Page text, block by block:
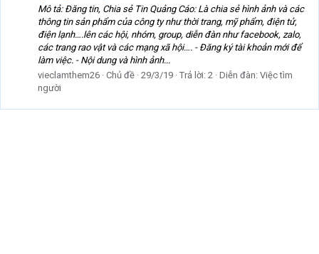
Mô tả: Đăng tin, Chia sẻ Tin Quảng Cáo: Là chia sẻ hình ảnh và các
thông tin sản phẩm của công ty như thời trang, mỹ phẩm, điện tử,
điện lạnh….lên các hội, nhóm, group, diễn đàn như facebook, zalo,
các trang rao vật và các mạng xã hội…. - Đăng ký tài khoản mới để
làm việc. - Nội dung và hình ảnh...
vieclamthem26 Chủ đề 29/3/19 Trả lời: 2 Diễn đàn: Việc tìm
người